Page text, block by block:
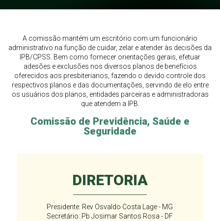
A comissão mantém um escritório com um funcionário
administrativo na função de cuidar, zelar e atender às decisões da
IPB/CPSS. Bem como fornecer orientações gerais, efetuar
adesões e exclusões nos diversos planos de benefícios
oferecidos aos presbiterianos, fazendo o devido controle dos
respectivos planos e das documentações, servindo de elo entre
os usuários dos planos, entidades parceiras e administradoras
que atendem a IPB.
Comissão de Previdência, Saúde e
Seguridade
DIRETORIA
Presidente: Rev Osvaldo Costa Lage - MG
Secretário: Pb Josimar Santos Rosa - DF